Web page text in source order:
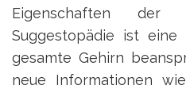
Eigenschaften der
Suggestopädie ist eine
gesamte Gehirn
neue Informationen